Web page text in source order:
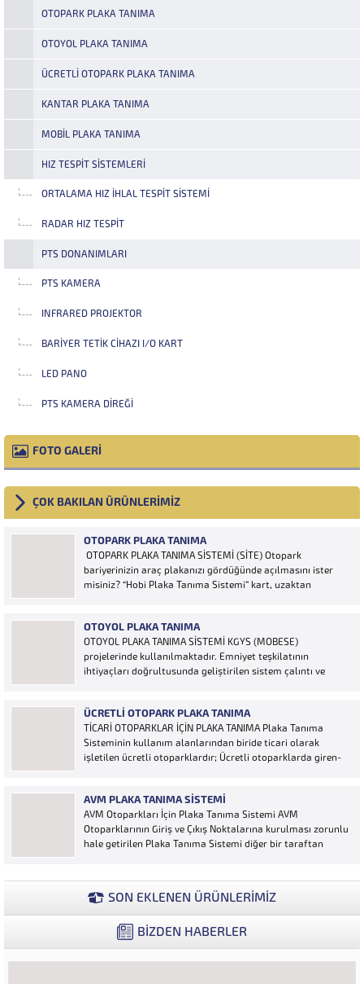
OTOPARK PLAKA TANIMA
OTOYOL PLAKA TANIMA
ÜCRETLI OTOPARK PLAKA TANIMA
KANTAR PLAKA TANIMA
MOBIL PLAKA TANIMA
HIZ TESPIT SISTEMLERI
ORTALAMA HIZ İHLAL TESPIT SISTEMI
RADAR HIZ TESPIT
PTS DONANIMLARI
PTS KAMERA
INFRARED PROJEKTOR
BARIYER TETIK CIHAZI I/O KART
LED PANO
PTS KAMERA DIREĞI
FOTO GALERİ
ÇOK BAKILAN ÜRÜNLERİMİZ
OTOPARK PLAKA TANIMA
OTOPARK PLAKA TANIMA SİSTEMİ (SİTE) Otopark
bariyerinizin araç plakanızı gördüğünde açılmasını ister
misiniz? “Hobi Plaka Tanıma Sistemi” kart, uzaktan
için yeterlidir… Plaka tanıma sistemi otoparklarda
sisteme...
OTOYOL PLAKA TANIMA
OTOYOL PLAKA TANIMA SİSTEMİ KGYS (MOBESE)
projelerinde kullanılmaktadır. Emniyet teşkilatının
ihtiyaçları doğrultusunda geliştirilen sistem çalıntı ve
araçların Plakalarının tanımlanmasına yönelik geliştirilen
bir yazılımdır. Sistem karayolları şeritlerine yerleştirilen
kameralar sayesinde alınan...
ÜCRETLI OTOPARK PLAKA TANIMA
TİCARİ OTOPARKLAR İÇİN PLAKA TANIMA Plaka Tanıma
Sisteminin kullanım alanlarından biride ticari olarak
işletilen ücretli otoparklardır; Ücretli otoparklarda giren-
Ücretin otopark girişinde araç tipine göre peşin alınması
ya...
AVM PLAKA TANIMA SISTEMI
AVM Otoparkları İçin Plaka Tanıma Sistemi AVM
Otoparklarının Giriş ve Çıkış Noktalarına kurulması zorunlu
hale getirilen Plaka Tanıma Sistemi diğer bir taraftan
verilerle müşteri yoğunluk analizlerini çok ayrıntılı...
SON EKLENEN ÜRÜNLERİMİZ
BİZDEN HABERLER